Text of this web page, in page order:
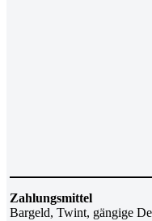
Zahlungsmittel
Bargeld, Twint, gängige